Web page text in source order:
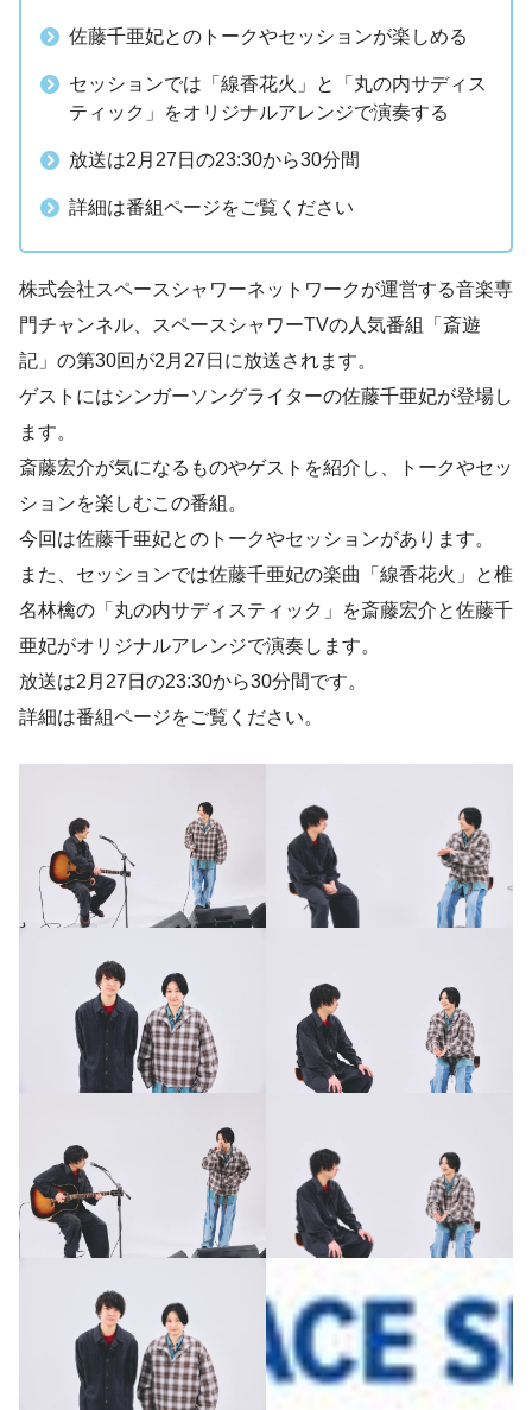
佐藤千亜妃とのトークやセッションが楽しめる
セッションでは「線香花火」と「丸の内サディス
ティック」をオリジナルアレンジで演奏する
放送は2月27日の23:30から30分間
詳細は番組ページをご覧ください
株式会社スペースシャワーネットワークが運営する音楽専
門チャンネル、スペースシャワーTVの人気番組「斎遊
記」の第30回が2月27日に放送されます。
ゲストにはシンガーソングライターの佐藤千亜妃が登場し
ます。
斎藤宏介が気になるものやゲストを紹介し、トークやセッ
ションを楽しむこの番組。
今回は佐藤千亜妃とのトークやセッションがあります。
また、セッションでは佐藤千亜妃の楽曲「線香花火」と椎
名林檎の「丸の内サディスティック」を斎藤宏介と佐藤千
亜妃がオリジナルアレンジで演奏します。
放送は2月27日の23:30から30分間です。
詳細は番組ページをご覧ください。